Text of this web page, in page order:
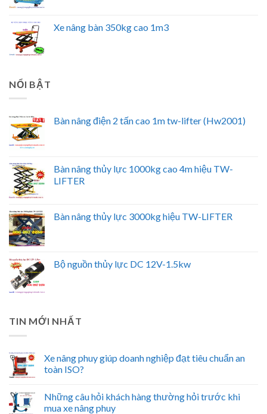
Xe nâng bàn 350kg cao 1m3
NỔI BẬT
Bàn nâng điện 2 tấn cao 1m tw-lifter (Hw2001)
Bàn nâng thủy lực 1000kg cao 4m hiệu TW-
LIFTER
Bàn nâng thủy lực 3000kg hiệu TW-LIFTER
Bộ nguồn thủy lực DC 12V-1.5kw
TIN MỚI NHẤT
Xe nâng phuy giúp doanh nghiệp đạt tiêu chuẩn an
toàn ISO?
Những câu hỏi khách hàng thường hỏi trước khi
mua xe nâng phuy